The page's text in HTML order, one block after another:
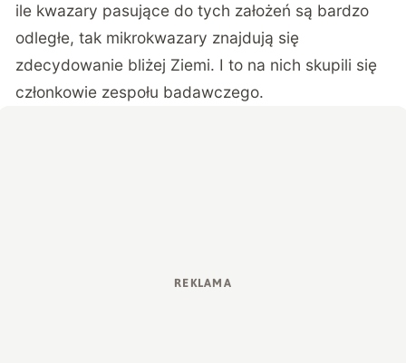
ile kwazary pasujące do tych założeń są bardzo
odległe, tak mikrokwazary znajdują się
zdecydowanie bliżej Ziemi. I to na nich skupili się
członkowie zespołu badawczego.